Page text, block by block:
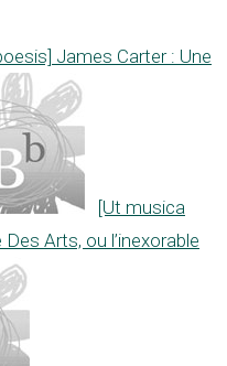
James Carter : Une
[Ut musica
Arts, ou l’inexorable